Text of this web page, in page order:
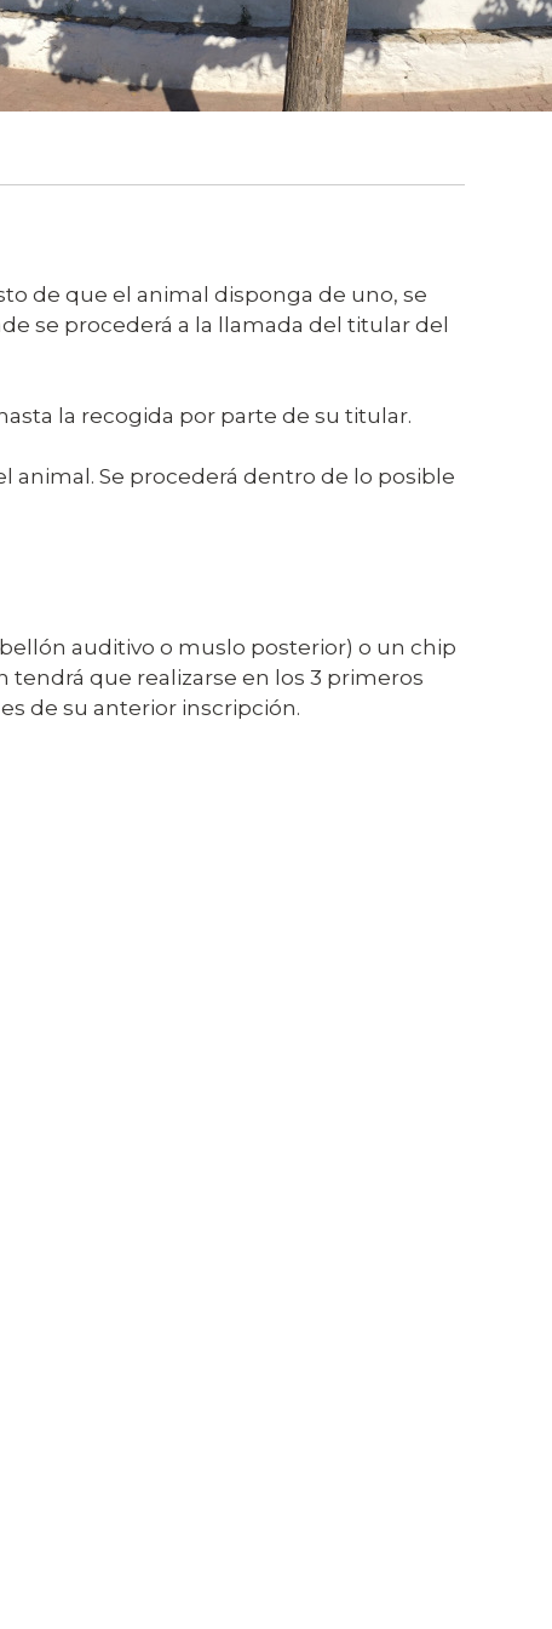
de que el animal disponga de uno, se
se procederá a la llamada del titular del
la recogida por parte de su titular.
animal. Se procederá dentro de lo posible
auditivo o muslo posterior) o un chip
tendrá que realizarse en los 3 primeros
de su anterior inscripción.